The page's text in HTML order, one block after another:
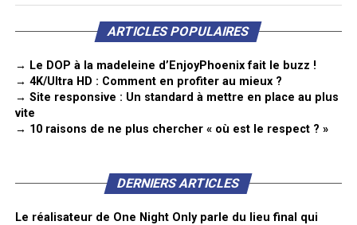
ARTICLES POPULAIRES
→ Le DOP à la madeleine d’EnjoyPhoenix fait le buzz !
→ 4K/Ultra HD : Comment en profiter au mieux ?
→ Site responsive : Un standard à mettre en place au plus
vite
→ 10 raisons de ne plus chercher « où est le respect ? »
DERNIERS ARTICLES
Le réalisateur de One Night Only parle du lieu final qui